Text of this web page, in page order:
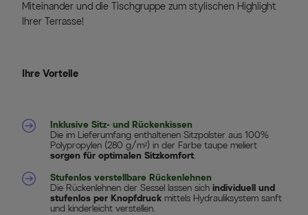
Miteinander und die Tischgruppe zum stylischen Highlight
Ihrer Terrasse!
Ihre Vorteile
Inklusive Sitz- und Rückenkissen
Die im Lieferumfang enthaltenen Sitzpolster aus 100%
Polypropylen (280 g/m²) in der Farbe taupe meliert
sorgen für optimalen Sitzkomfort.
Stufenlos verstellbare Rückenlehnen
Die Rückenlehnen der Sessel lassen sich individuell und
stufenlos per Knopfdruck mittels Hydrauliksystem sanft
und kinderleicht verstellen.